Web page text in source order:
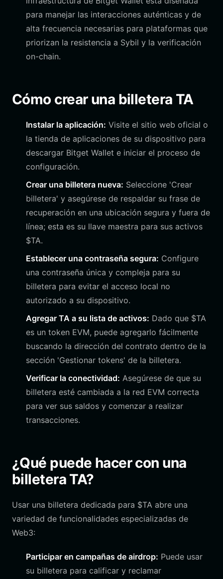
para manejar las interacciones auténticas y de
alta frecuencia necesarias para plataformas que
priorizan la resistencia a Sybil y la verificación
on-chain.
Cómo crear una billetera TA
Instalar la aplicación: Visite el sitio web oficial o
la tienda de aplicaciones de su dispositivo para
descargar Bitget Wallet e iniciar el proceso de
configuración.
Crear una billetera nueva: Seleccione 'Crear
billetera' y asegúrese de respaldar su frase de
recuperación en una ubicación segura y fuera de
línea; esta es su llave maestra para sus activos
$TA.
Establecer una contraseña segura: Configure
una contraseña única y compleja para su
billetera para evitar el acceso local no
autorizado a su dispositivo.
Agregar TA a su lista de activos: Dado que $TA
es un token EVM, puede agregarlo fácilmente
buscando la dirección del contrato dentro de la
sección 'Gestionar tokens' de la billetera.
Verificar la conectividad: Asegúrese de que su
billetera esté cambiada a la red EVM correcta
para ver sus saldos y comenzar a realizar
transacciones.
¿Qué puede hacer con una
billetera TA?
Usar una billetera dedicada para $TA abre una
variedad de funcionalidades especializadas de
Web3:
Participar en campañas de airdrop: Puede usar
su billetera para calificar y reclamar